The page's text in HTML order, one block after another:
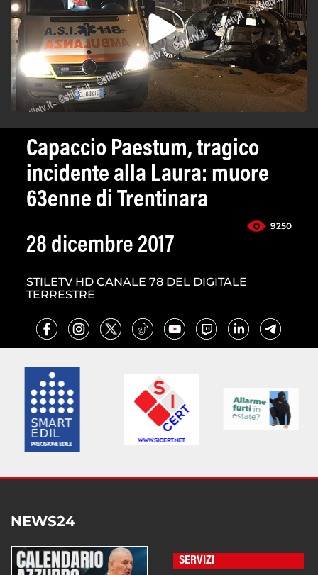
Capaccio Paestum, tragico
incidente alla Laura: muore
63enne di Trentinara
9250
28 dicembre 2017
STILETV HD CANALE 78 DEL DIGITALE
TERRESTRE
NEWS24
SERVIZI